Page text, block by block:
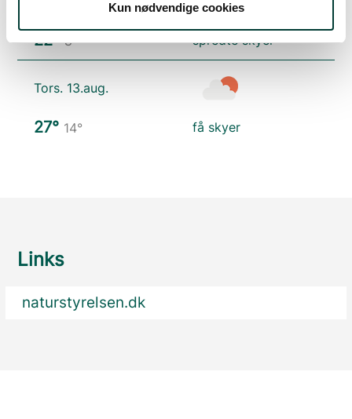
Kun nødvendige cookies
22°8° spredte skyer
Tors. 13.aug.
27° 14° få skyer
Links
naturstyrelsen.dk